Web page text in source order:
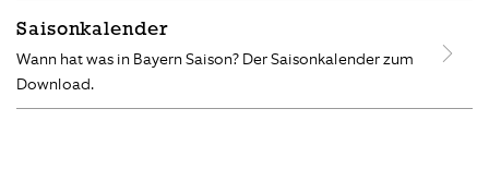
Saisonkalender
Wann hat was in Bayern Saison? Der Saisonkalender zum
Download.